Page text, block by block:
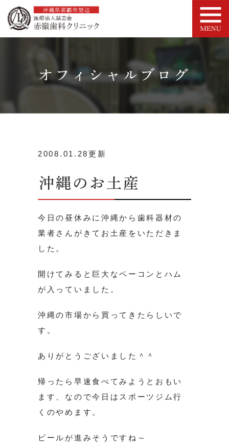
オフィシャルブログ
2008.01.28更新
沖縄のお土産
今日の昼休みに沖縄から歯科器材の
業者さんがきてお土産をいただきま
した。
開けてみると巨大なベーコンとハム
が入っていました。
沖縄の市場から買ってきたらしいで
す。
ありがとうございました＾＾
帰ったら早速食べてみようとおもい
ます、なので今日はスポーツジム行
くのやめます。
ビールが進みそうですね～